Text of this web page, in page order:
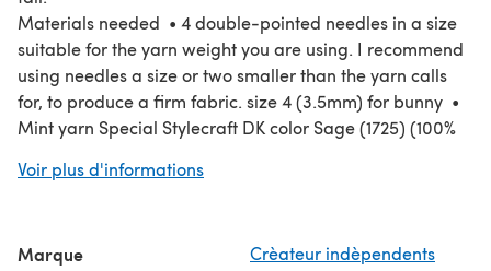
Materials needed • 4 double-pointed needles in a size
suitable for the yarn weight you are using. I recommend
using needles a size or two smaller than the yarn calls
for, to produce a firm fabric. size 4 (3.5mm) for bunny •
Mint yarn Special Stylecraft DK color Sage (1725) (100%
Scheepjes Colour Crafter ( 100% Acrylic, 3.5oz/ 300m, DK
3.5oz/ 180m, Aran ) • Plastic eyes or 2 buttons for eyes •
Voir plus d'informations
Marque Crèateur indèpendents